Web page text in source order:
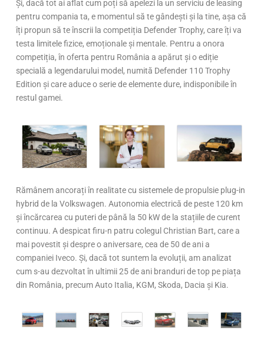
Și, dacă tot ai aflat cum poți să apelezi la un serviciu de leasing
pentru compania ta, e momentul să te gândești și la tine, așa că
îți propun să te înscrii la competiția Defender Trophy, care îți va
testa limitele fizice, emoționale și mentale. Pentru a onora
competiția, în oferta pentru România a apărut și o ediție
specială a legendarului model, numită Defender 110 Trophy
Edition și care aduce o serie de elemente dure, indisponibile în
restul gamei.
Rămânem ancorați în realitate cu sistemele de propulsie plug-in
hybrid de la Volkswagen. Autonomia electrică de peste 120 km
și încărcarea cu puteri de până la 50 kW de la stațiile de curent
continuu. A despicat firu-n patru colegul Christian Bart, care a
mai povestit și despre o aniversare, cea de 50 de ani a
companiei Iveco. Și, dacă tot suntem la evoluții, am analizat
cum s-au dezvoltat în ultimii 25 de ani branduri de top pe piața
din România, precum Auto Italia, KGM, Skoda, Dacia și Kia.